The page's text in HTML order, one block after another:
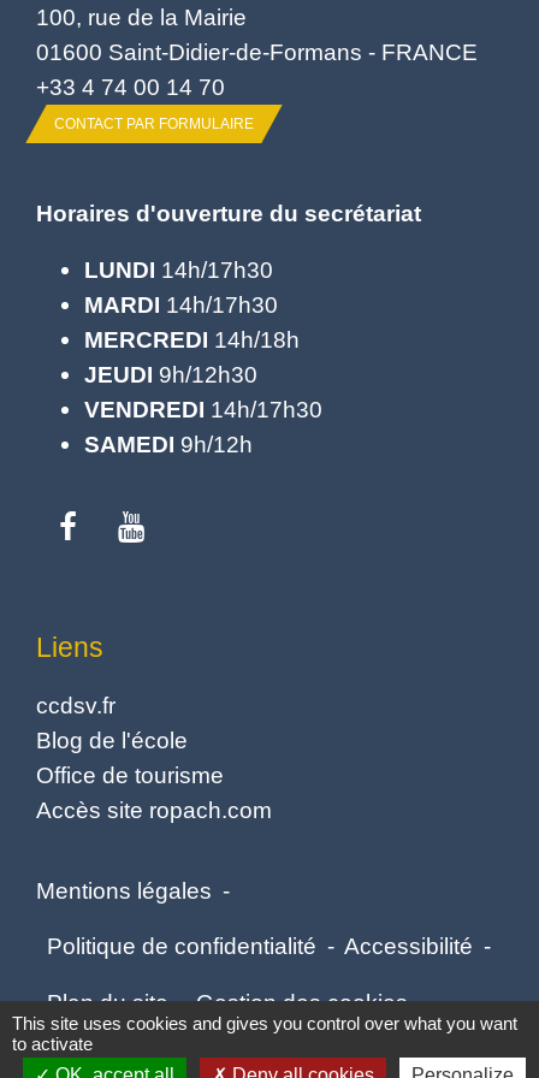
100, rue de la Mairie
01600 Saint-Didier-de-Formans - FRANCE
+33 4 74 00 14 70
CONTACT PAR FORMULAIRE
Horaires d'ouverture du secrétariat
LUNDI 14h/17h30
MARDI 14h/17h30
MERCREDI 14h/18h
JEUDI 9h/12h30
VENDREDI 14h/17h30
SAMEDI 9h/12h
Liens
ccdsv.fr
Blog de l'école
Office de tourisme
Accès site ropach.com
Mentions légales -
Politique de confidentialité - Accessibilité -
Plan du site - Gestion des cookies
This site uses cookies and gives you control over what you want
to activate